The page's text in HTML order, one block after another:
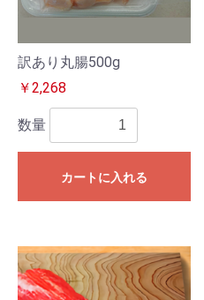
訳あり丸腸500g
￥2,268
数量
カートに入れる